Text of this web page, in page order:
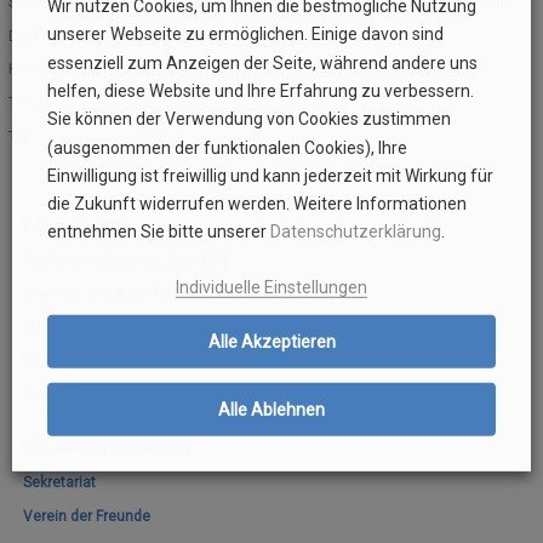
ORIENTIERUNGSSTUFE
MITTELSTUFE
OBERSTUFE MSS
SCHULGESCHICHTE
BOTSCHAFTERSCHULE FÜR DAS EUROPÄISCHE PARLAMENT
SCHULSOZIALARBEIT
SCHULELTERNBEIRAT (SEB)
GREMIEN UND AUSSCHÜSSE
VEREIN DER FREUNDE
E-CHOR DES MDG
EVENTS
AUSTAUSCHPROGRAMME/PARTNERSCHULEN
KOOPERATIONSPARTNER
KOOPERATION ELTERN/SCHULE
SCHULBÜCHER
FUNDSACHEN
ANMELDUNGEN – INFORMATIONEN
SCHÜLERAUSWEIS
MOODLE UND BIGBLUEBUTTON – HINWEISE
Die Preise:
Hoodie 20,00 €
T-Shirt 12,00 €
Top 10,00 €
E-Chor des MDG
Gremien und Ausschüsse
Schulelternbeirat (SEB)
Sekretariat
Verein der Freunde
Wir nutzen Cookies, um Ihnen die bestmögliche Nutzung
unserer Webseite zu ermöglichen. Einige davon sind
essenziell zum Anzeigen der Seite, während andere uns
helfen, diese Website und Ihre Erfahrung zu verbessern.
Sie können der Verwendung von Cookies zustimmen
(ausgenommen der funktionalen Cookies), Ihre
Einwilligung ist freiwillig und kann jederzeit mit Wirkung für
die Zukunft widerrufen werden. Weitere Informationen
entnehmen Sie bitte unserer Datenschutzerklärung.
Individuelle Einstellungen
Alle Akzeptieren
Alle Ablehnen